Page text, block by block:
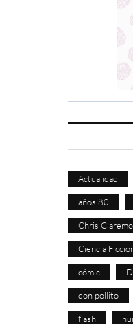
Actualidad
años 80
Chris
Ciencia
cómic
don pollito
flash